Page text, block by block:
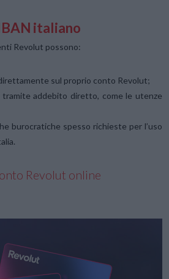
italiano
Revolut possono:
sul proprio conto Revolut;
addebito diretto, come le utenze
burocratiche spesso richieste per l’uso
Revolut online